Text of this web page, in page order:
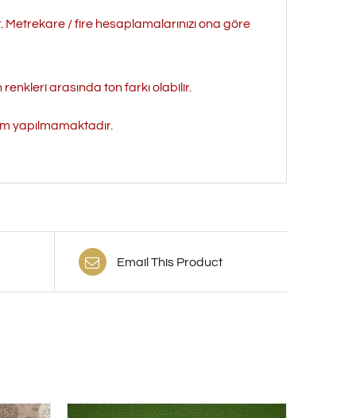
Metrekare / fire hesaplamalarınızı ona göre
arasında ton farkı olabilir.
yapılmamaktadır.
Email This Product